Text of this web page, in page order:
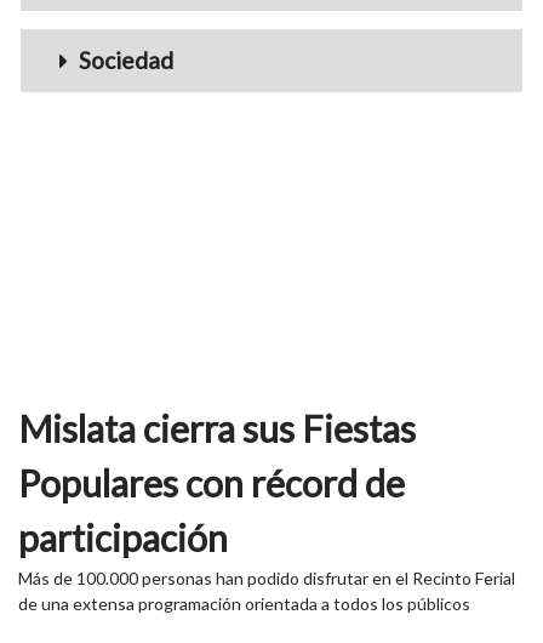
Sociedad
Mislata cierra sus Fiestas
Populares con récord de
participación
Más de 100.000 personas han podido disfrutar en el Recinto Ferial
de una extensa programación orientada a todos los públicos